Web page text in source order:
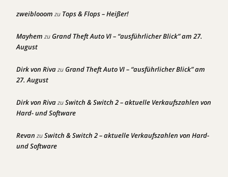
zweiblooom zu Tops & Flops – Heißer!
Mayhem zuGrand Theft Auto VI – “ausführlicher Blick” am 27.
August
Dirk von RivazuGrand Theft Auto VI – “ausführlicher Blick” am
27. August
Dirk von RivazuSwitch & Switch 2 – aktuelle Verkaufszahlen von
Hard- und Software
Revan zuSwitch & Switch 2 – aktuelle Verkaufszahlen von Hard-
und Software